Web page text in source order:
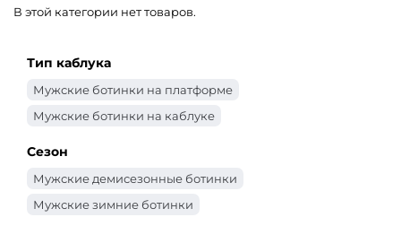
В этой категории нет товаров.
Тип каблука
Мужские ботинки на платформе
Мужские ботинки на каблуке
Сезон
Мужские демисезонные ботинки
Мужские зимние ботинки